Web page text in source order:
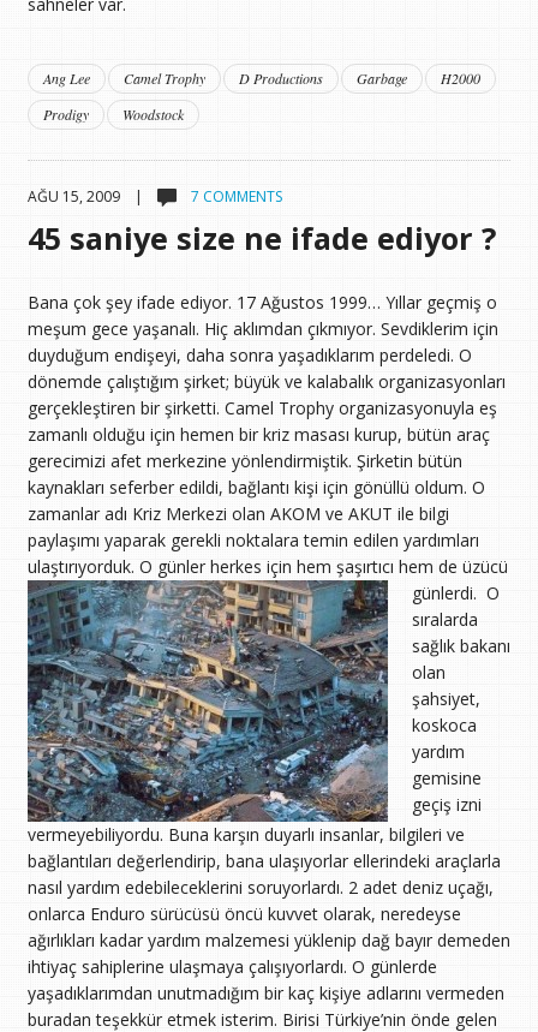
Ang Lee Camel Trophy D Productions Garbage
H2000
Prodigy
Woodstock
AĞU 15, 2009 | 7 COMMENTS
45 saniye size ne ifade ediyor ?
Bana çok şey ifade ediyor. 17 Ağustos 1999… Yıllar geçmiş o
meşum gece yaşanalı. Hiç aklımdan çıkmıyor. Sevdiklerim için
duyduğum endişeyi, daha sonra yaşadıklarım perdeledi. O
dönemde çalıştığım şirket; büyük ve kalabalık organizasyonları
gerçekleştiren bir şirketti. Camel Trophy organizasyonuyla eş
zamanlı olduğu için hemen bir kriz masası kurup, bütün araç
gerecimizi afet merkezine yönlendirmiştik. Şirketin bütün
kaynakları seferber edildi, bağlantı kişi için gönüllü oldum. O
zamanlar adı Kriz Merkezi olan AKOM ve AKUT ile bilgi
paylaşımı yaparak gerekli noktalara temin edilen yardımları
ulaştırıyorduk. O günler herkes için hem şaşırtıcı hem de üzücü
günlerdi. O
sıralarda
sağlık bakanı
olan
şahsiyet,
koskoca
yardım
gemisine
geçiş izni
vermeyebiliyordu. Buna karşın duyarlı insanlar, bilgileri ve
bağlantıları değerlendirip, bana ulaşıyorlar ellerindeki araçlarla
nasıl yardım edebileceklerini soruyorlardı. 2 adet deniz uçağı,
onlarca Enduro sürücüsü öncü kuvvet olarak, neredeyse
ağırlıkları kadar yardım malzemesi yüklenip dağ bayır demeden
ihtiyaç sahiplerine ulaşmaya çalışıyorlardı. O günlerde
yaşadıklarımdan unutmadığım bir kaç kişiye adlarını vermeden
buradan teşekkür etmek isterim. Birisi Türkiye’nin önde gelen